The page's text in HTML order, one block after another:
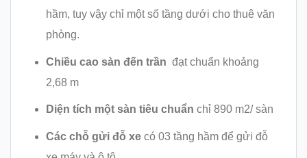
hầm, tuy vậy chỉ một số tầng dưới cho thuê văn
phòng.
Chiều cao sàn đến trần đạt chuẩn khoảng
2,68 m
Diện tích một sàn tiêu chuẩn chỉ 890 m2/ sàn
Các chỗ gửi đỗ xe có 03 tầng hầm để gửi đỗ